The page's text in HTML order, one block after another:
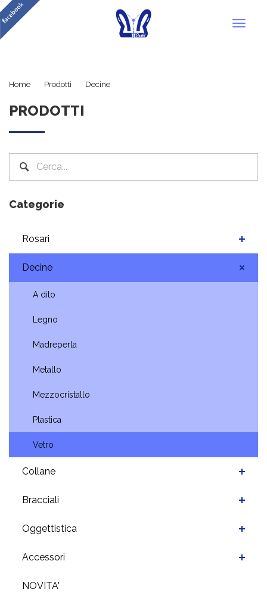
Home Prodotti Decine
PRODOTTI
Categorie
Rosari
Decine
A dito
Legno
Madreperla
Metallo
Mezzocristallo
Plastica
Vetro
Collane
Bracciali
Oggettistica
Accessori
NOVITA'